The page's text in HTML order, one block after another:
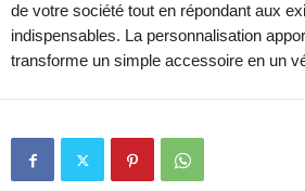
de votre société tout en répondant aux
indispensables. La personnalisation
transforme un simple accessoire en un